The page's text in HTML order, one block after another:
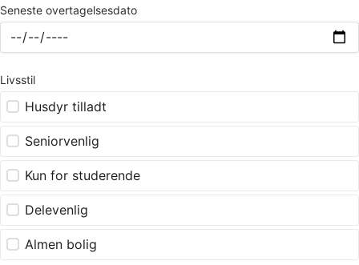
Seneste overtagelsesdato
Livsstil
Husdyr tilladt
Seniorvenlig
Kun for studerende
Delevenlig
Almen bolig